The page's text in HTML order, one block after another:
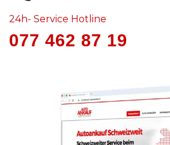
24h- Service Hotline
077 462 87 19